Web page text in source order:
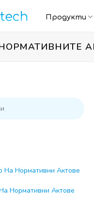
Продукти
На Нормативни Актове
Нормативни Актове